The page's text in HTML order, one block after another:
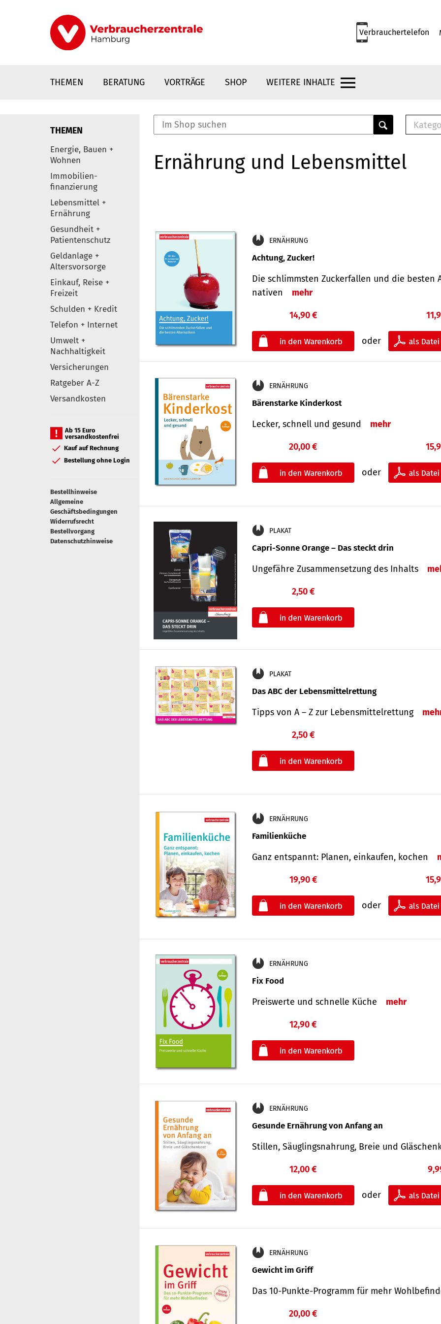
Verbrauchertelefon
THEMEN BERATUNG VORTRÄGE SHOP WEITERE INHALTE
Elemente
THEMEN
Energie, Bauen +
Wohnen
Immobilien-
finanzierung
Lebensmittel +
Ernährung
Gesundheit +
Patientenschutz
Geldanlage +
Altersvorsorge
Einkauf, Reise +
Freizeit
Schulden + Kredit
Telefon + Internet
Umwelt +
Nachhaltigkeit
Versicherungen
Ratgeber A-Z
Versandkosten
Ab 15 Euro
versandkostenfrei
Kauf auf Rechnung
Bestellung ohne Login
Bestellhinweise
Allgemeine
Geschäftsbedingungen
Widerrufsrecht
Bestellvorgang
Datenschutzhinweise
Ernährung und Lebensmittel
ERNÄHRUNG
Achtung, Zucker!
Die schlimmsten Zucker­fallen und die besten
nativen
mehr
14,90 €
oder
ERNÄHRUNG
Bärenstarke Kinderkost
Lecker, schnell und gesund mehr
20,00 €
oder
PLAKAT
Capri-Sonne Orange – Das steckt drin
Ungefähre Zu­sammen­setzung des Inhalts
2,50 €
PLAKAT
Das ABC der Lebensmittelrettung
Tipps von A – Z zur Lebensmittelrettung
2,50 €
ERNÄHRUNG
Familienküche
Ganz entspannt: Planen, einkaufen, kochen
19,90 €
oder
ERNÄHRUNG
Fix Food
Preiswerte und schnelle Küche mehr
12,90 €
ERNÄHRUNG
Gesunde Ernährung von Anfang an
Stillen, Säuglingsnahrung, Breie und
12,00 €
oder
ERNÄHRUNG
Gewicht im Griff
Das 10-Punkte-Programm für mehr
20,00 €